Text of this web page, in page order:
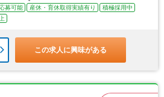
募可能 産休・育休取得実績有り
積極採用中
この求人に興味がある